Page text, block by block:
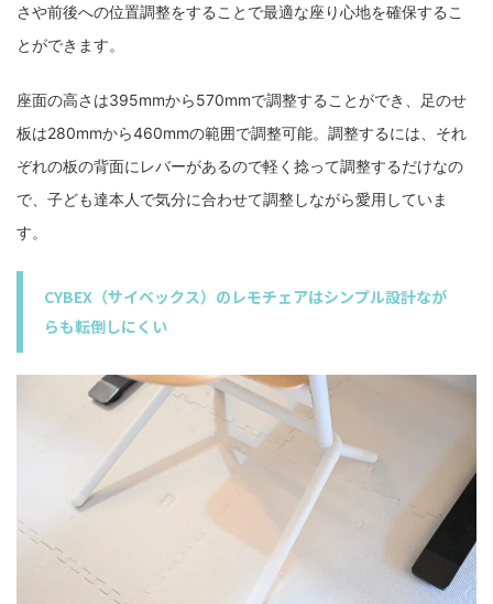
さや前後への位置調整をすることで最適な座り心地を確保するこ
とができます。
座面の高さは395mmから570mmで調整することができ、足のせ
板は280mmから460mmの範囲で調整可能。調整するには、それ
ぞれの板の背面にレバーがあるので軽く捻って調整するだけなの
で、子ども達本人で気分に合わせて調整しながら愛用していま
す。
CYBEX（サイベックス）のレモチェアはシンプル設計なが
らも転倒しにくい